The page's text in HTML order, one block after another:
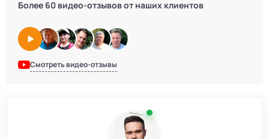
Более 60 видео-отзывов от наших клиентов
Смотреть видео-отзывы